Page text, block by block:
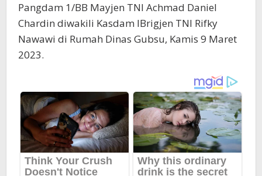
Pangdam 1/BB Mayjen TNI Achmad Daniel
Chardin diwakili Kasdam IBrigjen TNI Rifky
Nawawi di Rumah Dinas Gubsu, Kamis 9 Maret
2023.